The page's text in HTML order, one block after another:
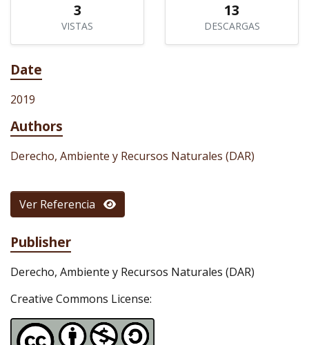
3
VISTAS
13
DESCARGAS
Date
2019
Authors
Derecho, Ambiente y Recursos Naturales (DAR)
Ver Referencia
Publisher
Derecho, Ambiente y Recursos Naturales (DAR)
Creative Commons License: